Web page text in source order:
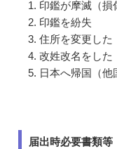
印鑑が摩滅（損
印鑑を紛失
住所を変更した
改姓改名をした
日本へ帰国（他
届出時必要書類等